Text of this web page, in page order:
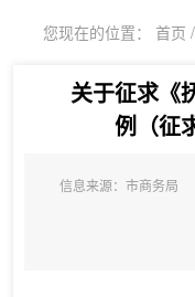
您现在的位置： 首页 /
关于征求《
例（征
信息来源：市商务局